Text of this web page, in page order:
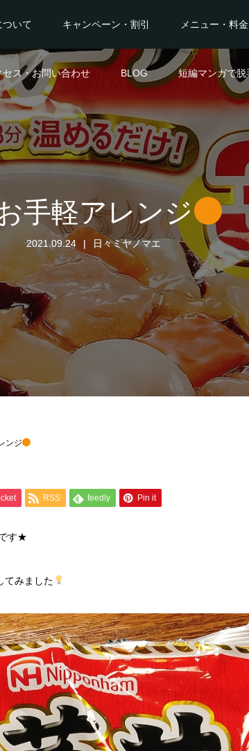
ついて キャンペーン・割引 メニュー・料金
セス・お問い合わせ BLOG 短編マンガで脱
手軽アレンジ
2021.09.24 日々ミヤノマエ
ンジ
RSS feedly Pin it
す★
てみました